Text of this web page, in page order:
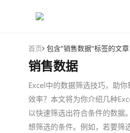
首页 包含"销售数据"标签的文章
销售数据
Excel中的数据筛选技巧，助
效率？本文将为你介绍几种
以快速筛选出符合条件的数据
想筛选的条件。例如，若要筛